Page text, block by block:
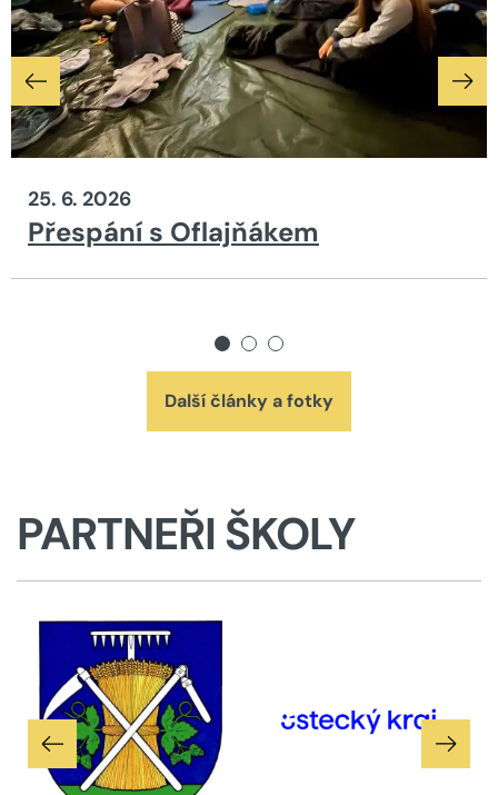
25. 6. 2026
Přespání s Oflajňákem
Další články a fotky
PARTNEŘI ŠKOLY